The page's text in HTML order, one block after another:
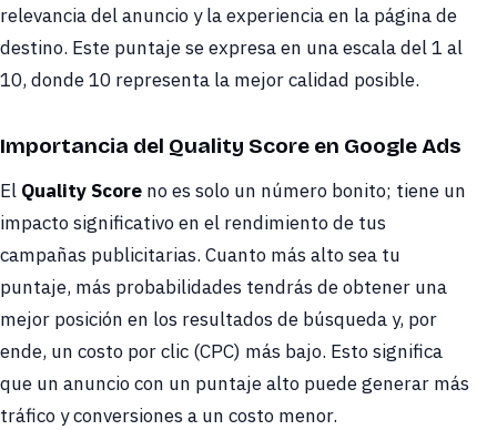
relevancia del anuncio y la experiencia en la página de
destino. Este puntaje se expresa en una escala del 1 al
10, donde 10 representa la mejor calidad posible.
Importancia del Quality Score en Google Ads
El Quality Score no es solo un número bonito; tiene un
impacto significativo en el rendimiento de tus
campañas publicitarias. Cuanto más alto sea tu
puntaje, más probabilidades tendrás de obtener una
mejor posición en los resultados de búsqueda y, por
ende, un costo por clic (CPC) más bajo. Esto significa
que un anuncio con un puntaje alto puede generar más
tráfico y conversiones a un costo menor.